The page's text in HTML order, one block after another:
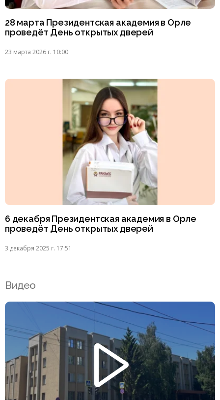
28 марта Президентская академия в Орле
проведёт День открытых дверей
23 марта 2026 г. 10:00
6 декабря Президентская академия в Орле
проведёт День открытых дверей
3 декабря 2025 г. 17:51
Видео